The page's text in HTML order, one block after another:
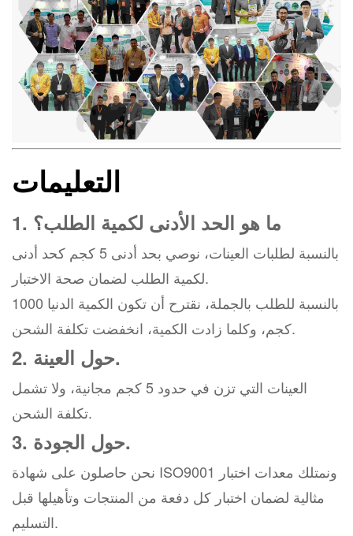
التعليمات
1. ما هو الحد الأدنى لكمية الطلب؟
بالنسبة لطلبات العينات، نوصي بحد أدنى 5 كجم كحد أدنى
لكمية الطلب لضمان صحة الاختبار.
بالنسبة للطلب بالجملة، نقترح أن تكون الكمية الدنيا 1000
كجم، وكلما زادت الكمية، انخفضت تكلفة الشحن.
2. حول العينة.
العينات التي تزن في حدود 5 كجم مجانية، ولا تشمل
تكلفة الشحن.
3. حول الجودة.
نحن حاصلون على شهادة ISO9001 ونمتلك معدات اختبار
مثالية لضمان اختبار كل دفعة من المنتجات وتأهيلها قبل
التسليم.